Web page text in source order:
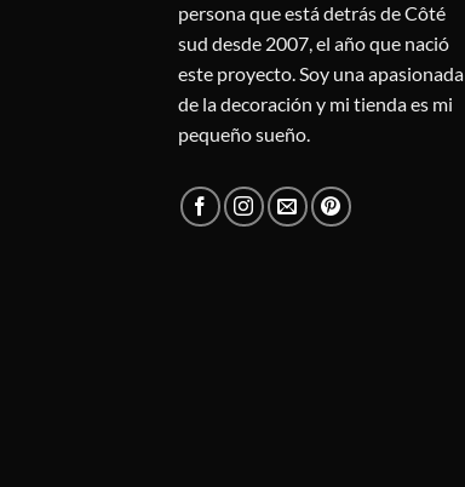
persona que está detrás de Côté
sud desde 2007, el año que nació
este proyecto. Soy una apasionada
de la decoración y mi tienda es mi
pequeño sueño.